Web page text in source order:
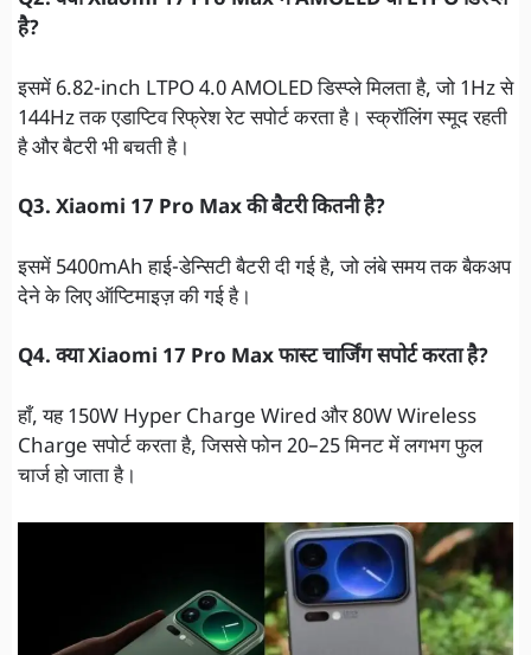
है?
इसमें 6.82-inch LTPO 4.0 AMOLED डिस्प्ले मिलता है, जो 1Hz से
144Hz तक एडाप्टिव रिफ्रेश रेट सपोर्ट करता है। स्क्रॉलिंग स्मूद रहती
है और बैटरी भी बचती है।
Q3. Xiaomi 17 Pro Max की बैटरी कितनी है?
इसमें 5400mAh हाई-डेन्सिटी बैटरी दी गई है, जो लंबे समय तक बैकअप
देने के लिए ऑप्टिमाइज़ की गई है।
Q4. क्या Xiaomi 17 Pro Max फास्ट चार्जिंग सपोर्ट करता है?
हाँ, यह 150W Hyper Charge Wired और 80W Wireless
Charge सपोर्ट करता है, जिससे फोन 20–25 मिनट में लगभग फुल
चार्ज हो जाता है।